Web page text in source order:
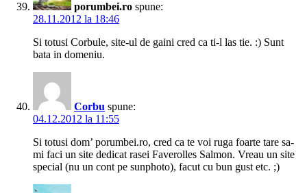
porumbei.ro spune:
28.11.2012 la 18:46
Si totusi Corbule, site-ul de gaini cred ca ti-l las tie. :) Sunt
bata in domeniu.
Corbu spune:
04.12.2012 la 11:55
Si totusi dom’ porumbei.ro, cred ca te voi ruga foarte tare sa-
mi faci un site dedicat rasei Faverolles Salmon. Vreau un site
special (nu un cont pe sunphoto), facut cu bun gust etc. ;)